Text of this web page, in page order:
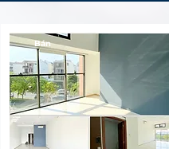
Bán